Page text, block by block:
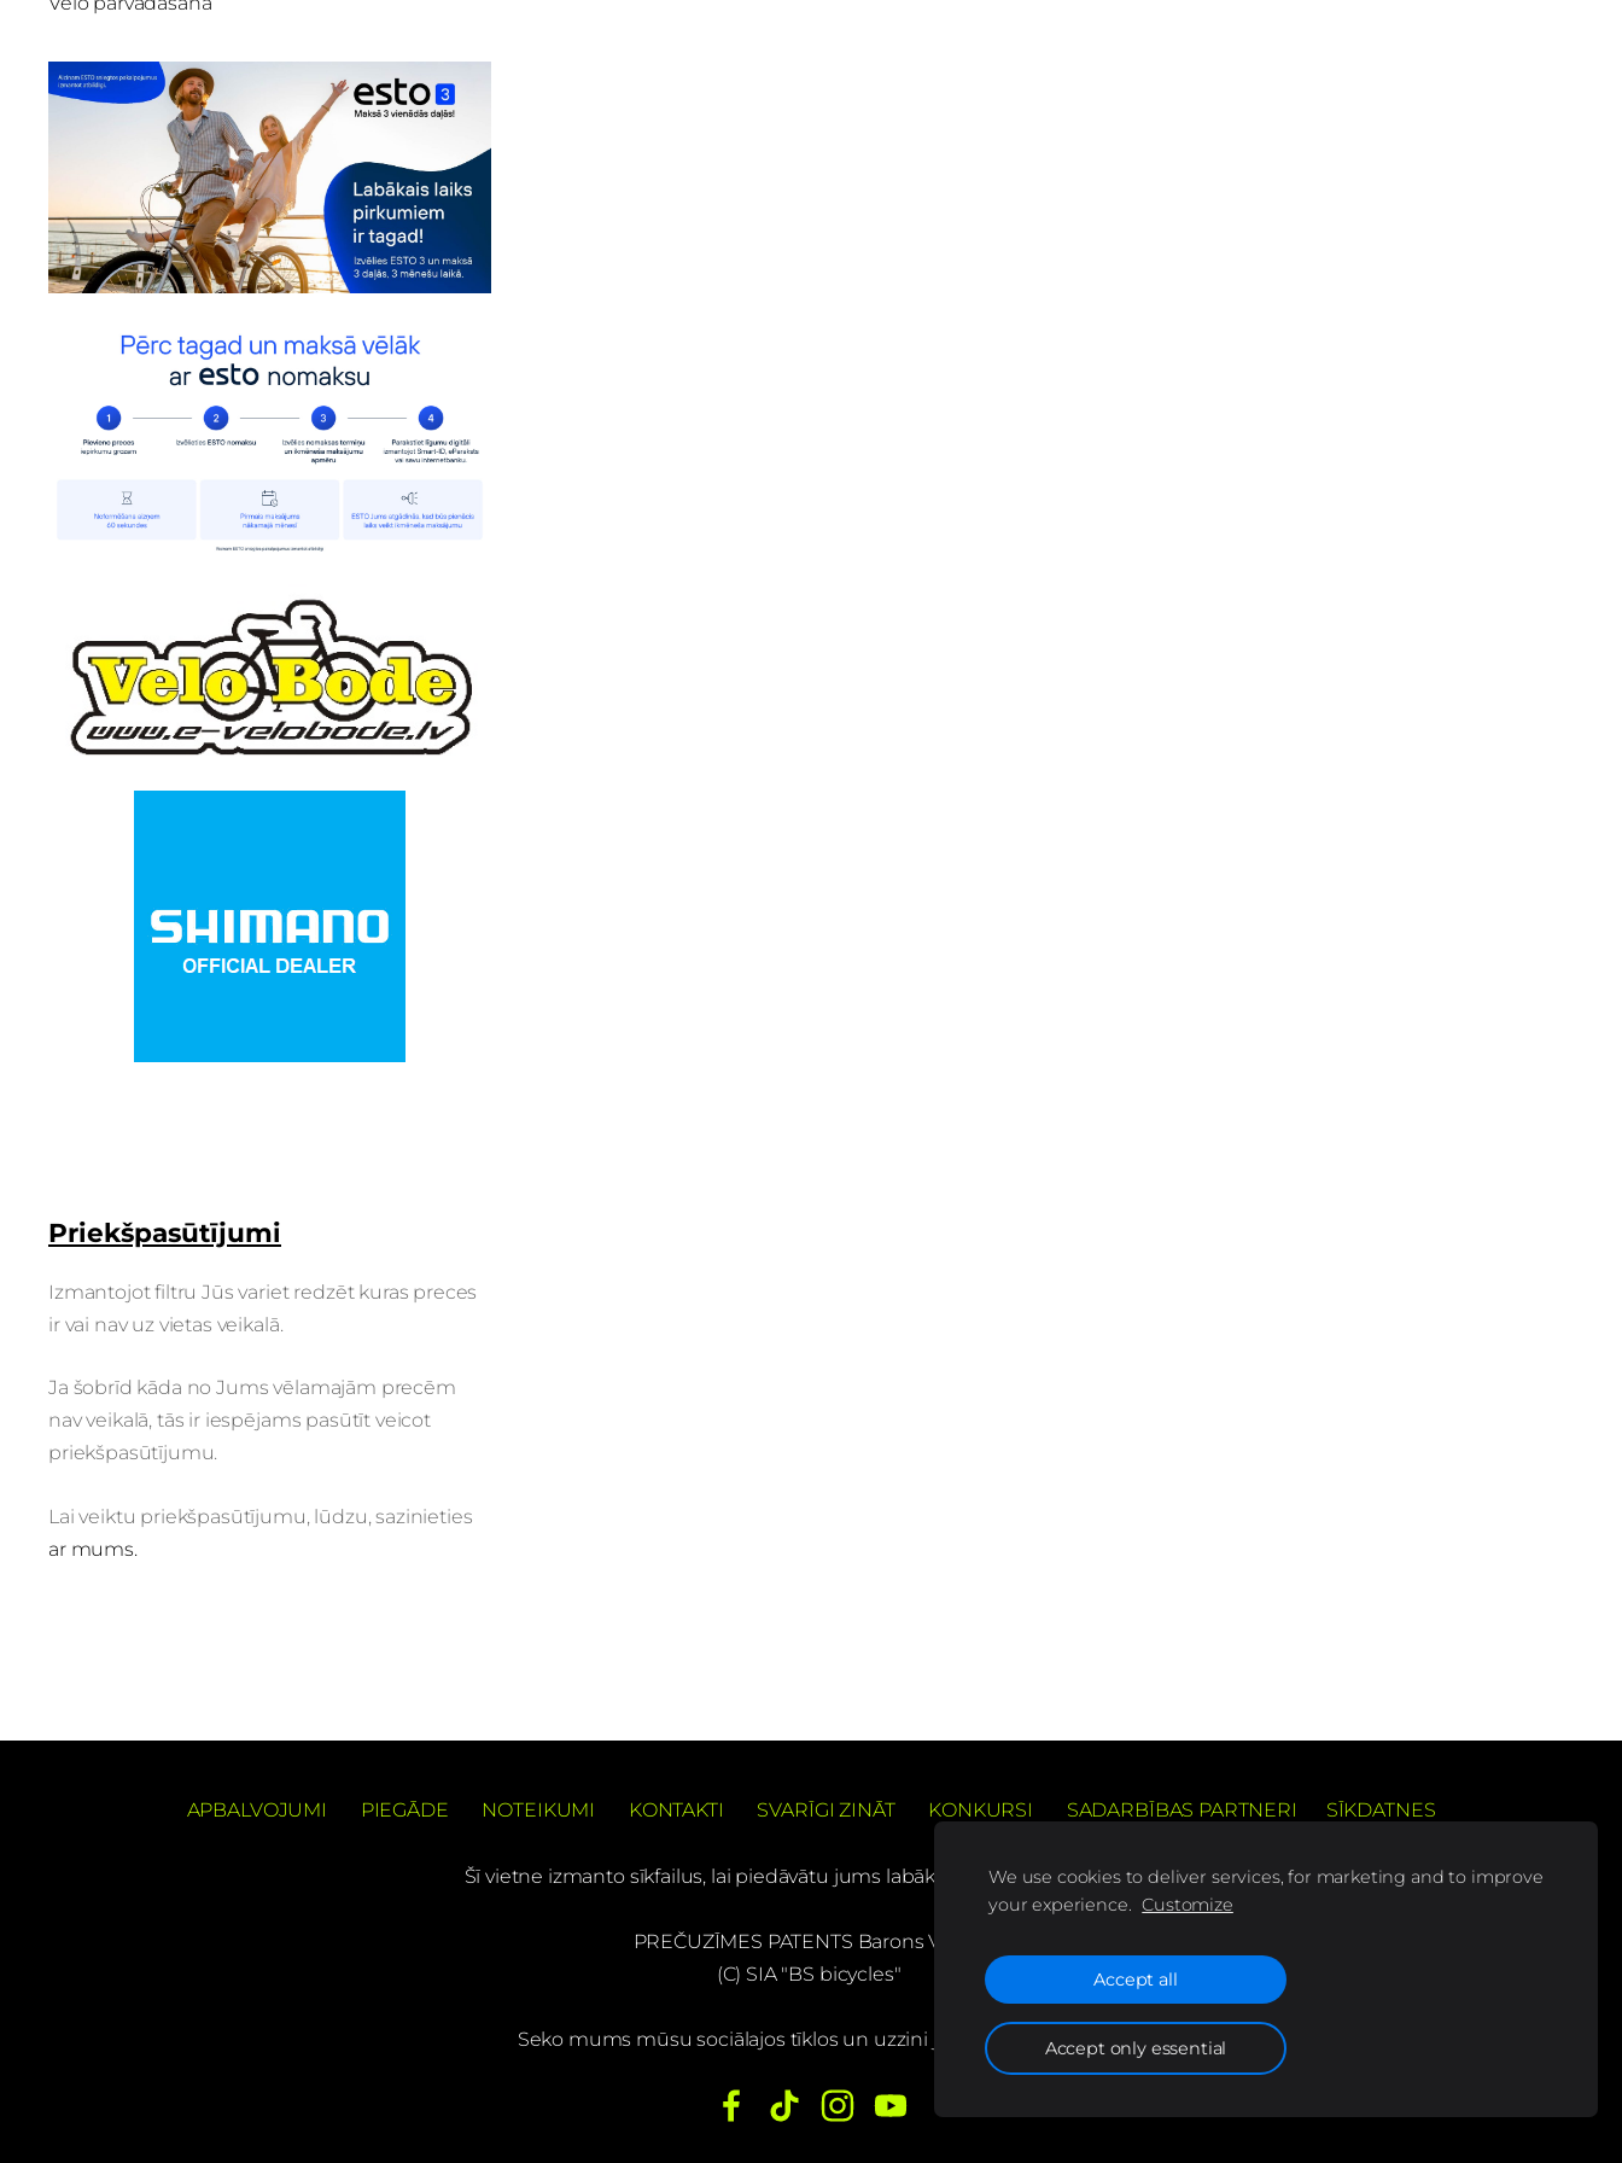
Priekšpasūtījumi
Izmantojot filtru Jūs variet redzēt kuras preces
ir vai nav uz vietas veikalā.
Ja šobrīd kāda no Jums vēlamajām precēm
nav veikalā, tās ir iespējams pasūtīt veicot
priekšpasūtījumu.
Lai veiktu priekšpasūtījumu, lūdzu, sazinieties
ar mums.
APBALVOJUMI PIEGĀDE NOTEIKUMI KONTAKTI SVARĪGI ZINĀT KONKURSI SADARBĪBAS PARTNERI SĪKDATNES
Šī vietne izmanto sīkfailus, lai piedāvātu jums labāku pārlūkošanas pieredzi
PREČUZĪMES PATENTS Barons Velo®
(C) SIA "BS bicycles"
Seko mums mūsu sociālajos tīklos un uzzini jaunumus pirmais!
We use cookies to deliver services, for marketing and to improve
your experience. Customize
Accept all
Accept only essential